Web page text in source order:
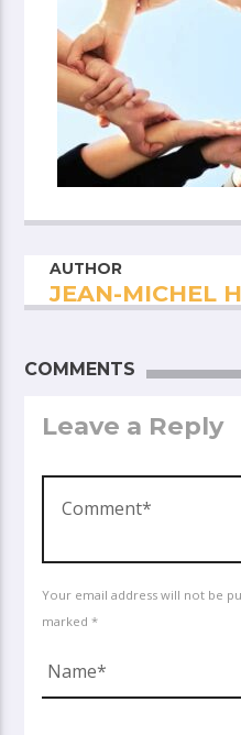
AUTHOR
JEAN-MICHEL
COMMENTS
Leave a Reply
Your email address will not be
marked *